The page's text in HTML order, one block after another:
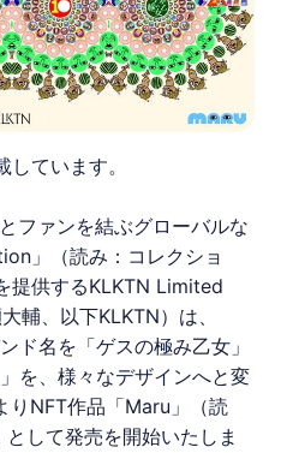
ています。
ファンを結ぶグローバルな
」（読み：コレクショ
提供するKLKTN Limited
輔、以下KLKTN）は、
ド名を「ゲスの極み乙女 」
を、様々なデザインへと変
り NFT作品「Maru 」（読
として発売を開始いたしま